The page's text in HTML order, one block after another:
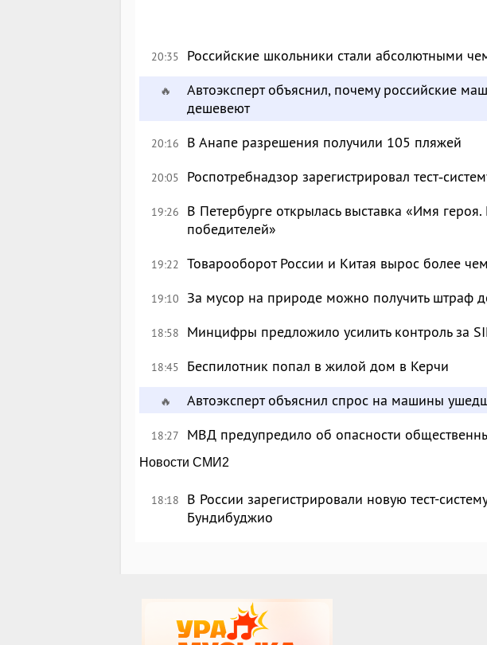
20:35 Российские школьники стали абсолютными
🔥
Автоэксперт объяснил, почему российские
дешевеют
20:16 В Анапе разрешения получили 105 пляжей
20:05 Роспотребнадзор зарегистрировал
19:26
В Петербурге открылась выставка «Имя
победителей»
19:22 Товарооборот России и Китая вырос более
19:10 За мусор на природе можно получить штраф
18:58 Минцифры предложило усилить контроль за
18:45 Беспилотник попал в жилой дом в Керчи
🔥 Автоэксперт объяснил спрос на машины
18:27 МВД предупредило об опасности
Новости СМИ2
18:18
В России зарегистрировали новую тест-
Бундибуджио